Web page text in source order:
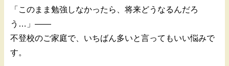
「このまま勉強しなかったら、将来どうなるんだろ
う…」——
不登校のご家庭で、いちばん多いと言ってもいい悩みで
す。